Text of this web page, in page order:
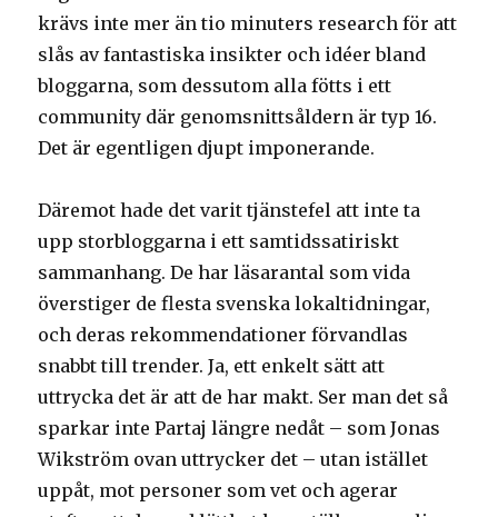
krävs inte mer än tio minuters research för att
slås av fantastiska insikter och idéer bland
bloggarna, som dessutom alla fötts i ett
community där genomsnittsåldern är typ 16.
Det är egentligen djupt imponerande.
Däremot hade det varit tjänstefel att inte ta
upp storbloggarna i ett samtidssatiriskt
sammanhang. De har läsarantal som vida
överstiger de flesta svenska lokaltidningar,
och deras rekommendationer förvandlas
snabbt till trender. Ja, ett enkelt sätt att
uttrycka det är att de har makt. Ser man det så
sparkar inte Partaj längre nedåt – som Jonas
Wikström ovan uttrycker det – utan istället
uppåt, mot personer som vet och agerar